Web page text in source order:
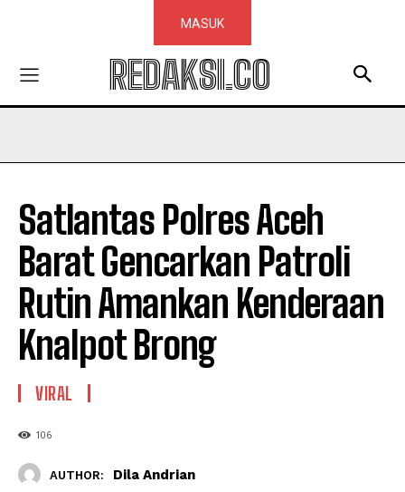
MASUK
REDAKSI.CO
Satlantas Polres Aceh
Barat Gencarkan Patroli
Rutin Amankan Kenderaan
Knalpot Brong
VIRAL
106
AUTHOR: Dila Andrian